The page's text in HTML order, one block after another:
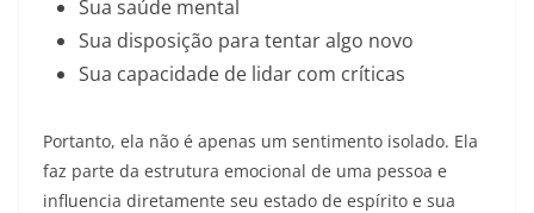
Sua saúde mental
Sua disposição para tentar algo novo
Sua capacidade de lidar com críticas
Portanto, ela não é apenas um sentimento isolado. Ela
faz parte da estrutura emocional de uma pessoa e
influencia diretamente seu estado de espírito e sua